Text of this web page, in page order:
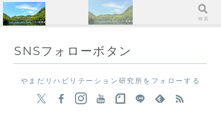
SNSフォローボタン
やまだリハビリテーション研究所をフォローする
メニュー 検索